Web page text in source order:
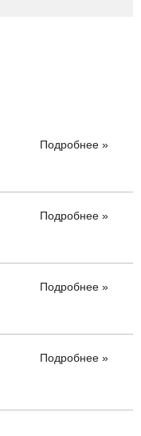
Подробнее »
Подробнее »
Подробнее »
Подробнее »